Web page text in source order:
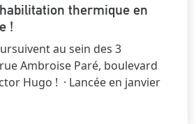
thermique en
!
au sein des 3
Ambroise Paré, boulevard
Hugo ! · Lancée en janvier